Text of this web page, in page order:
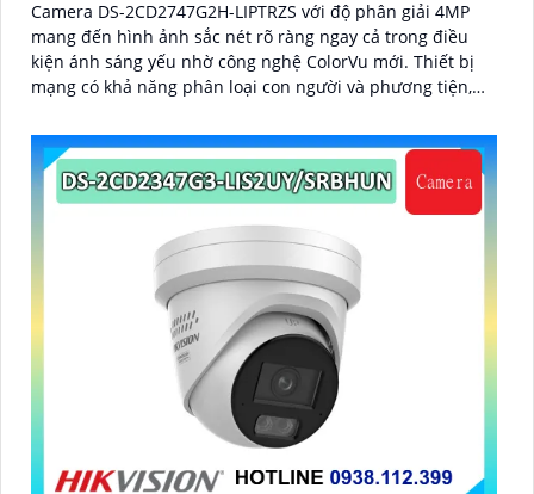
Camera DS-2CD2747G2H-LIPTRZS với độ phân giải 4MP
mang đến hình ảnh sắc nét rõ ràng ngay cả trong điều
kiện ánh sáng yếu nhờ công nghệ ColorVu mới. Thiết bị
mạng có khả năng phân loại con người và phương tiện,